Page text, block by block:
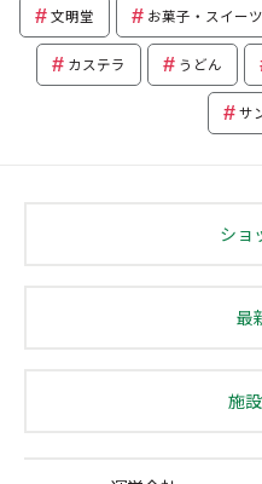
文明堂 お菓子・スイーツ
カステラ うどん
サ
ショ
最
施